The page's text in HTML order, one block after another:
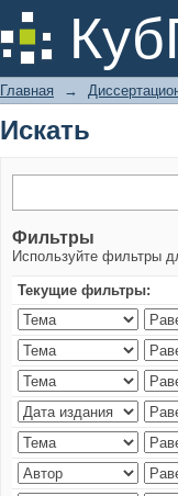
Искать
Главная →
Искать
Фильтры
Используйте фильтры
Текущие фильтры: